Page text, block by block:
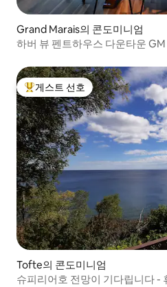
Grand Marais의 콘도미니엄
하버 뷰 펜트하우스 다운타운 GM
상위 게스트 선호
게스트 선호
Tofte의 콘도미니엄
슈피리어호 전망이 기다립니다 -